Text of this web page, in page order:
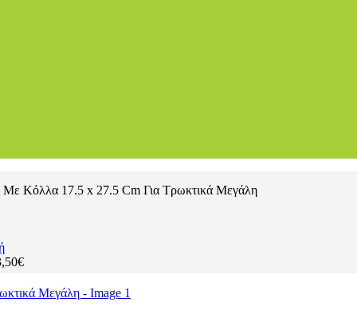
Με Κόλλα 17.5 x 27.5 Cm Για Τρωκτικά Μεγάλη
€